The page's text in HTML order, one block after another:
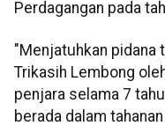
Perdagangan pada
"Menjatuhkan pidana
Trikasih Lembong
penjara selama 7
berada dalam